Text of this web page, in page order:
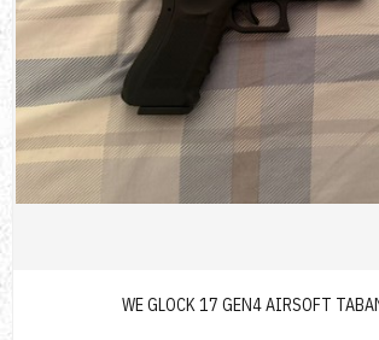
WE GLOCK 17 GEN4 AIRSOFT